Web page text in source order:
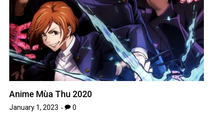
Anime Mùa Thu 2020
January 1, 2023 0